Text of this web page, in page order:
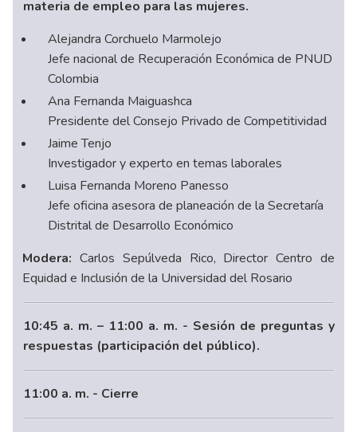
materia de empleo para las mujeres.
Alejandra Corchuelo Marmolejo
Jefe nacional de Recuperación Económica de PNUD
Colombia
Ana Fernanda Maiguashca
Presidente del Consejo Privado de Competitividad
Jaime Tenjo
Investigador y experto en temas laborales
Luisa Fernanda Moreno Panesso
Jefe oficina asesora de planeación de la Secretaría
Distrital de Desarrollo Económico
Modera: Carlos Sepúlveda Rico, Director Centro de
Equidad e Inclusión de la Universidad del Rosario
10:45 a. m. – 11:00 a. m. - Sesión de preguntas y
respuestas (participación del público).
11:00 a. m. - Cierre